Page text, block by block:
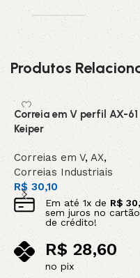
Produtos
Correia em V perfil AX-61
Keiper
Correias em V, AX,
Correias Industriais
R$30,10
Em até1x deR$
sem juros no cartão
de crédito!
R$28,60
no pix